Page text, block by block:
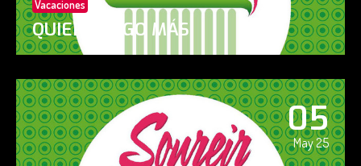
Vacaciones
QUIERO ALGO MÁS
05
May 25